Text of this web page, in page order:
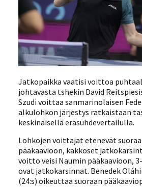
Jatkopaikka vaatisi voittoa
johtavasta tshekin David
Szudi voittaa sanmarinolaisen
alkulohkon järjestys ratkaistaan
keskinäisellä eräsuhdevertailulla.
Lohkojen voittajat etenevät
pääkaavioon, kakkoset
voitto veisi Naumin pääkaavioon,
ovat jatkokarsinnat. Benedek
(24:s) oikeuttaa suoraan